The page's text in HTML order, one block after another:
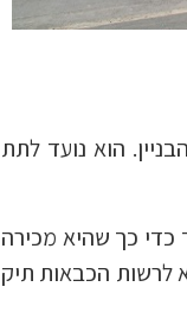
הוא נועד לתת
כך שהיא מכירה
לרשות הכבאות תיק